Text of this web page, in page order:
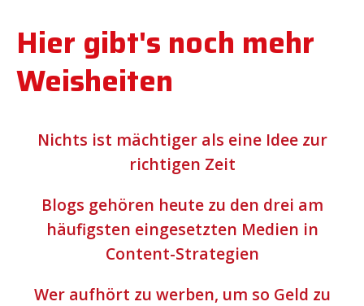
Hier gibt's noch mehr
Weisheiten
Nichts ist mächtiger als eine Idee zur
richtigen Zeit
Blogs gehören heute zu den drei am
häufigsten eingesetzten Medien in
Content-Strategien
Wer aufhört zu werben, um so Geld zu